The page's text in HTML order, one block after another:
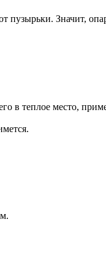
пузырьки. Значит,
в теплое место,